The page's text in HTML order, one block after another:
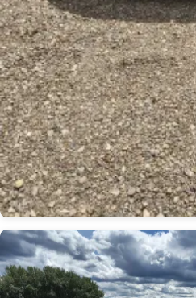
Obrázek